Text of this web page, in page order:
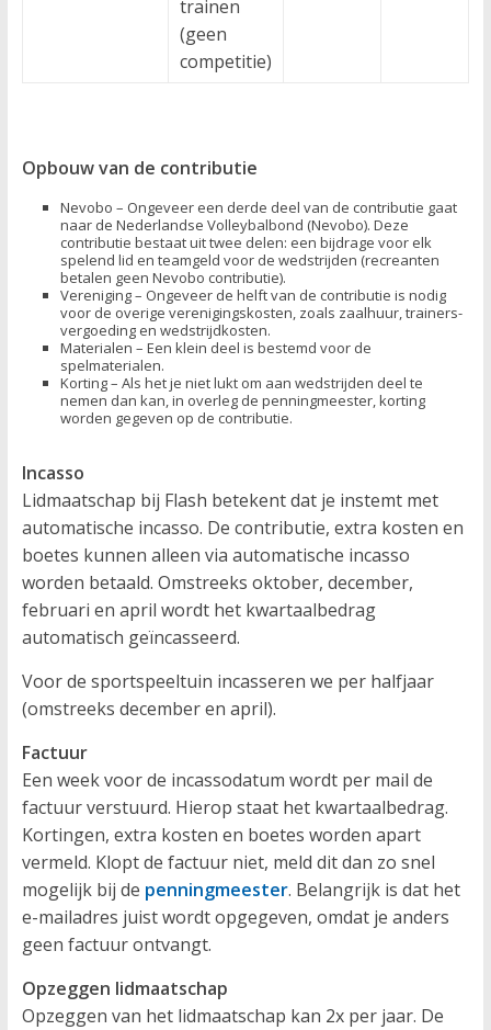
trainen
(geen
competitie)
Opbouw van de contributie
Nevobo – Ongeveer een derde deel van de contributie gaat
naar de Nederlandse Volleybalbond (Nevobo). Deze
contributie bestaat uit twee delen: een bijdrage voor elk
spelend lid en teamgeld voor de wedstrijden (recreanten
betalen geen Nevobo contributie).
Vereniging – Ongeveer de helft van de contributie is nodig
voor de overige verenigingskosten, zoals zaalhuur, trainers-
vergoeding en wedstrijdkosten.
Materialen – Een klein deel is bestemd voor de
spelmaterialen.
Korting – Als het je niet lukt om aan wedstrijden deel te
nemen dan kan, in overleg de penningmeester, korting
worden gegeven op de contributie.
Incasso
Lidmaatschap bij Flash betekent dat je instemt met
automatische incasso. De contributie, extra kosten en
boetes kunnen alleen via automatische incasso
worden betaald. Omstreeks oktober, december,
februari en april wordt het kwartaalbedrag
automatisch geïncasseerd.
Voor de sportspeeltuin incasseren we per halfjaar
(omstreeks december en april).
Factuur
Een week voor de incassodatum wordt per mail de
factuur verstuurd. Hierop staat het kwartaalbedrag.
Kortingen, extra kosten en boetes worden apart
vermeld. Klopt de factuur niet, meld dit dan zo snel
mogelijk bij de penningmeester. Belangrijk is dat het
e-mailadres juist wordt opgegeven, omdat je anders
geen factuur ontvangt.
Opzeggen lidmaatschap
Opzeggen van het lidmaatschap kan 2x per jaar. De